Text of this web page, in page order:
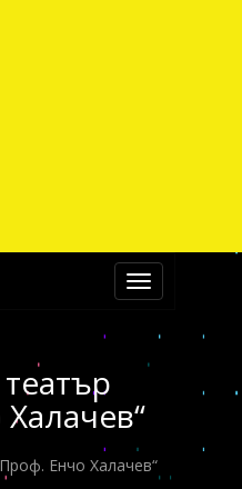
Toggle
Енчо Халачев“